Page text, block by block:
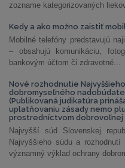
zozname kategorizovaných
Kedy a ako možno zaistiť
Mobilné telefóny predstavujú
– obsahujú komunikáciu,
bankovým účtom či zdravotné...
Nové rozhodnutie
dobromyseľného
(Publikovaná judikatúra
uplatňovaniu zásady nemo
prostredníctvom dobrovoľnej
Najvyšší súd Slovenskej
Najvyššieho súdu a
významný výklad ochrany